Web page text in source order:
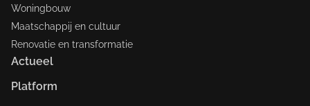
Woningbouw
Maatschappij en cultuur
Renovatie en transformatie
Actueel
Platform